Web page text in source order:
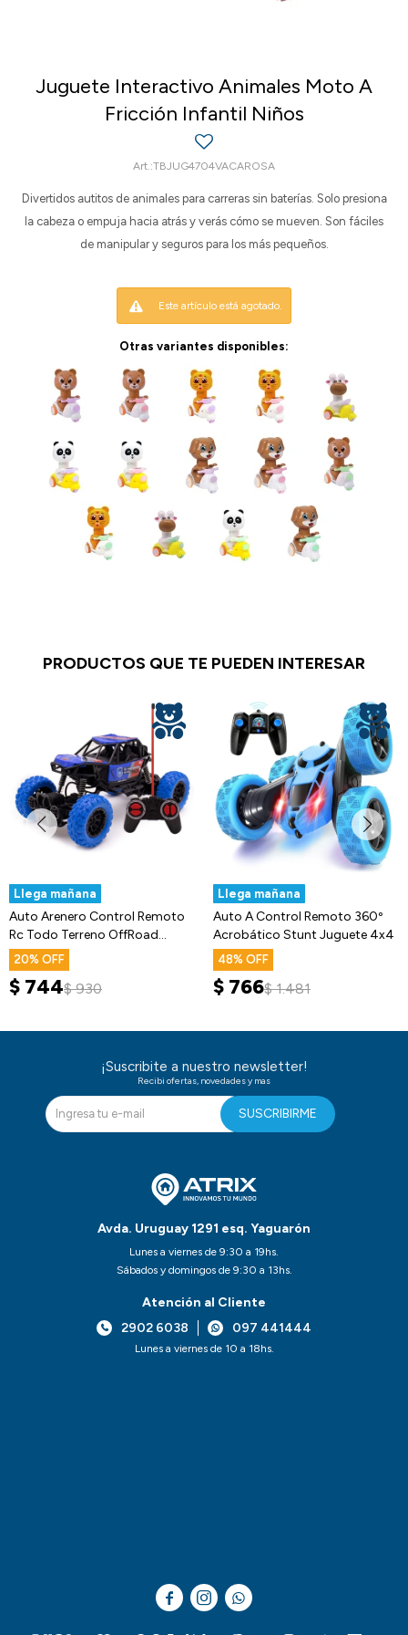
Juguete Interactivo Animales Moto A
Fricción Infantil Niños
TBJUG4704VACAROSA
Divertidos autitos de animales para carreras sin baterías. Solo presiona
la cabeza o empuja hacia atrás y verás cómo se mueven. Son fáciles
de manipular y seguros para los más pequeños.
Este artículo está agotado.
Otras variantes disponibles:
PRODUCTOS QUE TE PUEDEN INTERESAR
Llega mañana
Auto Arenero Control Remoto
Rc Todo Terreno OffRoad
Trepador
20
$ 744$ 930
Llega mañana
Auto A Control Remoto 360º
Acrobático Stunt Juguete 4x4
48
$ 766$ 1.481
Avda. Uruguay 1291 esq. Yaguarón
Lunes a viernes de 9:30 a 19hs.
Sábados y domingos de 9:30 a 13hs.
Atención al Cliente
2902 6038
097 441444
Lunes a viernes de 10 a 18hs.
¡Suscribite a nuestro newsletter!
Recibi ofertas, novedades y mas
SUSCRIBIRME
  